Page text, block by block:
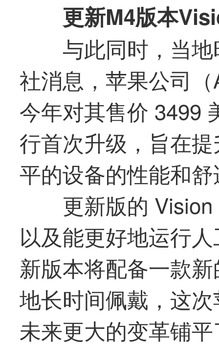
更新M4版本
与此同时，当
社消息，苹果公司
今年对其售价 3499
行首次升级，旨在
平的设备的性能和
更新版的
以及能更好地运行
新版本将配备一款
地长时间佩戴，这
未来更大的变革铺